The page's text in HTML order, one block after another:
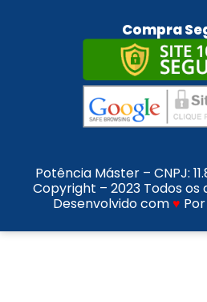
Compra
Potência Máster – CNPJ:
Copyright – 2023 Todos os
Desenvolvido com♥